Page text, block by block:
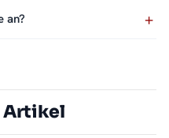
an?
Artikel